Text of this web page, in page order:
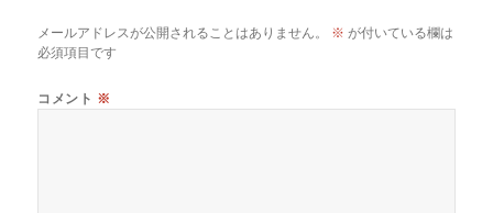
メールアドレスが公開されることはありません。 ※ が付いている欄は
必須項目です
コメント ※